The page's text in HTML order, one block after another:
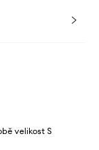
velikost S